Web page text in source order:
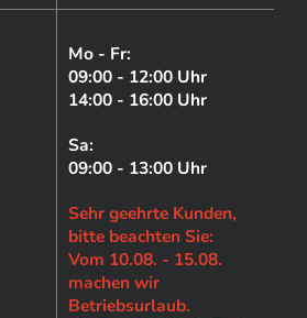
Mo - Fr:
09:00 - 12:00 Uhr
14:00 - 16:00 Uhr
Sa:
09:00 - 13:00 Uhr
Sehr geehrte Kunden,
bitte beachten Sie:
Vom 10.08. - 15.08.
machen wir
Betriebsurlaub.